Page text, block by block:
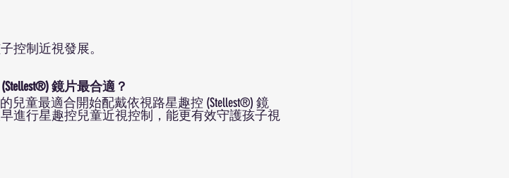
控制近視發展。
鏡片最合適？
的兒童最適合開始配戴依視路星趣控 (Stellest®) 鏡
進行星趣控兒童近視控制，能更有效守護孩子視